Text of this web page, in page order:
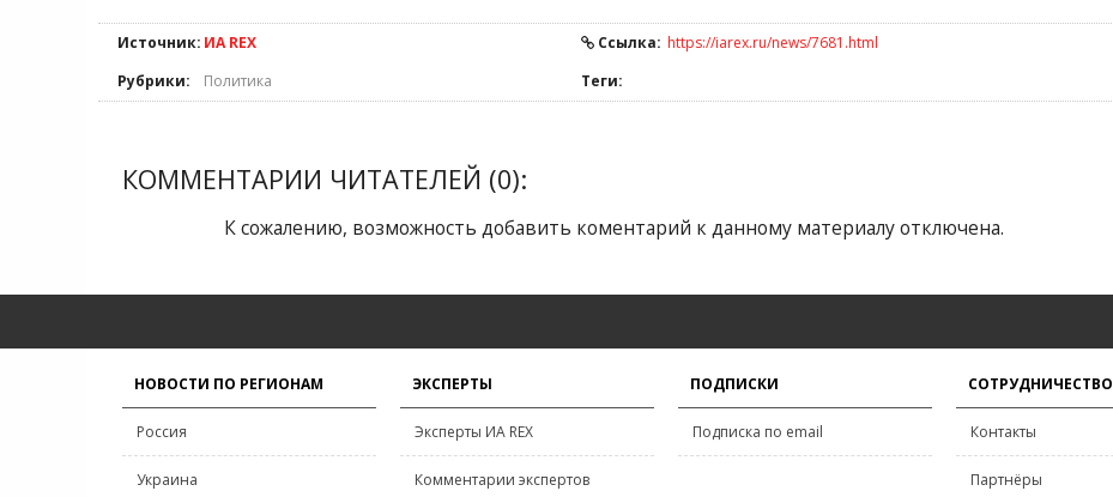
Источник: ИА REX Ссылка: https://iarex.ru/news/7681.html
Рубрики:
Политика Теги:
КОММЕНТАРИИ ЧИТАТЕЛЕЙ (0):
К сожалению, возможность добавить коментарий к данному материалу отключена.
НОВОСТИ ПО РЕГИОНАМ
Россия
Украина
ЭКСПЕРТЫ
Эксперты ИА REX
Комментарии экспертов
ПОДПИСКИ
Подписка по email
СОТРУДНИЧЕСТВО
Контакты
Партнёры